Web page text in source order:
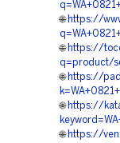
🌐 https://
🌐 https://
q=product/
🌐 https://
🌐 https://
🌐 https://